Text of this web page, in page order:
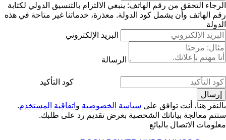
الرجاء التحقق من رقم الهاتف: ينبغي الالتزام بالتنسيق الدولي لكتابة
رقم الهاتف وأن يشمل كود الدولة. معذرة، خدماتنا غير متاحة في هذه
الدولة
البريد الإلكتروني
الرسالة
كود التأكيد
بالنقر هنا، أنت توافق على سياسة الخصوصية و اتفاقية المستخدم.
ستتم معالجة بياناتك الشخصية بغرض تقديم رد على طلبك.
معلومات الاتصال بالبائع